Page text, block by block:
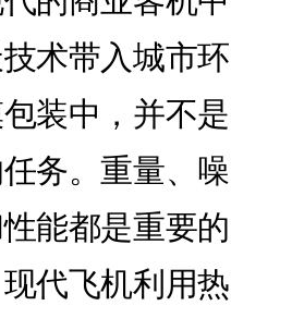
术带入城市环
装中，并不是
务。重量、噪
能都是重要的
代飞机利用热